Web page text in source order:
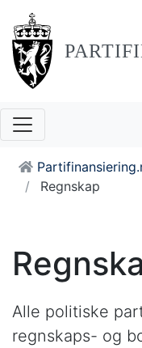
Regnskap
Alle politiske
regnskaps- og